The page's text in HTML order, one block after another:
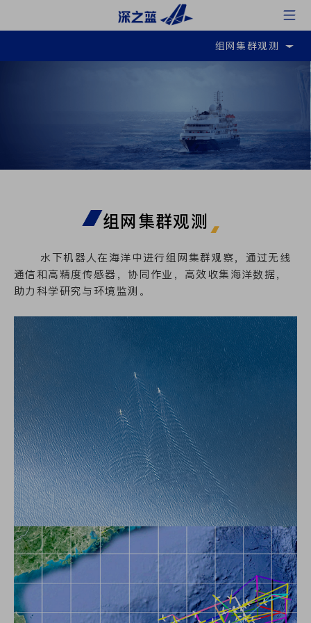
组网集群观测
组网集群观测
水下机器人在海洋中进行组网集群观察，通过无线
通信和高精度传感器，协同作业，高效收集海洋数据，
助力科学研究与环境监测。